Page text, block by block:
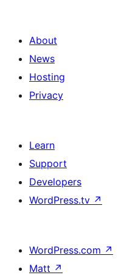
About
News
Hosting
Privacy
Learn
Support
Developers
WordPress.tv ↗
WordPress.com ↗
Matt ↗